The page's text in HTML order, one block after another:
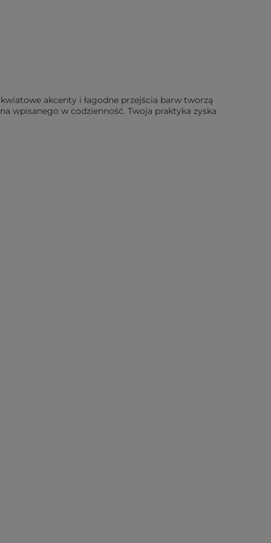
akcenty i łagodne przejścia barw tworzą
wpisanego w codzienność. Twoja praktyka zyska